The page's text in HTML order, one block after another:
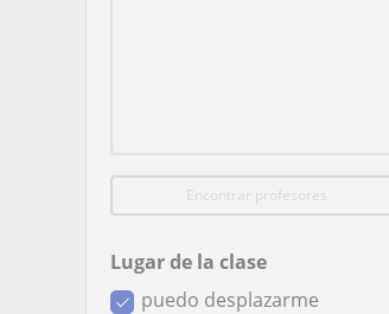
Encontrar profesores
Lugar de la clase
puedo desplazarme